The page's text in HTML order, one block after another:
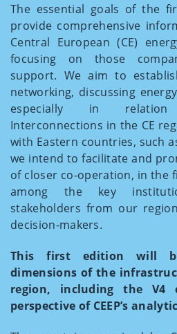
The essential goals of the
provide comprehensive
Central European (CE)
focusing on those
support. We aim to
networking, discussing
especially in
Interconnections in the CE
with Eastern countries, such
we intend to facilitate and
of closer co-operation, in the
among the key
stakeholders from our
decision-makers.
This first edition will
dimensions of the
region, including the V4
perspective of CEEP’s